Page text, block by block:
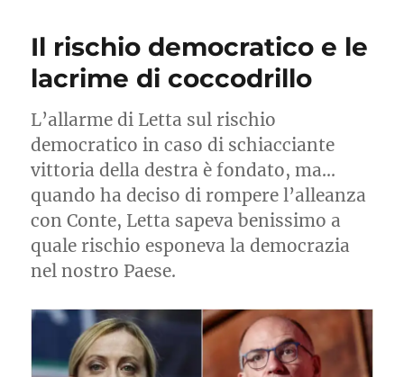
Il rischio democratico e le
lacrime di coccodrillo
L’allarme di Letta sul rischio
democratico in caso di schiacciante
vittoria della destra è fondato, ma…
quando ha deciso di rompere l’alleanza
con Conte, Letta sapeva benissimo a
quale rischio esponeva la democrazia
nel nostro Paese.